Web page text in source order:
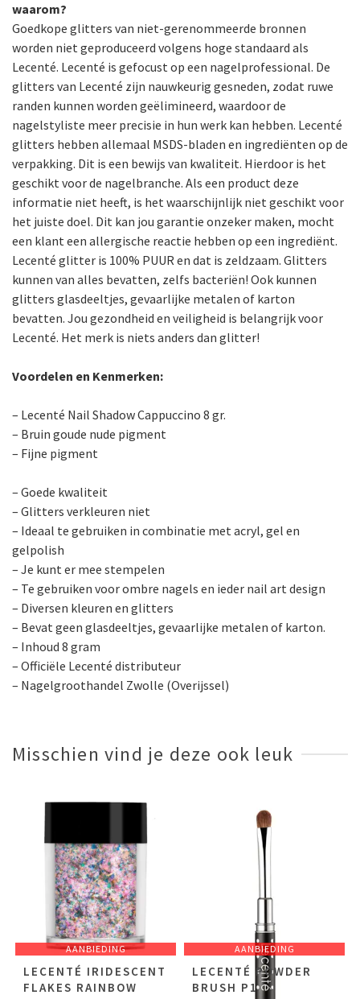
waarom?
Goedkope glitters van niet-gerenommeerde bronnen
worden niet geproduceerd volgens hoge standaard als
Lecenté. Lecenté is gefocust op een nagelprofessional. De
glitters van Lecenté zijn nauwkeurig gesneden, zodat ruwe
randen kunnen worden geëlimineerd, waardoor de
nagelstyliste meer precisie in hun werk kan hebben. Lecenté
glitters hebben allemaal MSDS-bladen en ingrediënten op de
verpakking. Dit is een bewijs van kwaliteit. Hierdoor is het
geschikt voor de nagelbranche. Als een product deze
informatie niet heeft, is het waarschijnlijk niet geschikt voor
het juiste doel. Dit kan jou garantie onzeker maken, mocht
een klant een allergische reactie hebben op een ingrediënt.
Lecenté glitter is 100% PUUR en dat is zeldzaam. Glitters
kunnen van alles bevatten, zelfs bacteriën! Ook kunnen
glitters glasdeeltjes, gevaarlijke metalen of karton
bevatten. Jou gezondheid en veiligheid is belangrijk voor
Lecenté. Het merk is niets anders dan glitter!
Voordelen en Kenmerken:
– Lecenté Nail Shadow Cappuccino 8 gr.
– Bruin goude nude pigment
– Fijne pigment
– Goede kwaliteit
– Glitters verkleuren niet
– Ideaal te gebruiken in combinatie met acryl, gel en
gelpolish
– Je kunt er mee stempelen
– Te gebruiken voor ombre nagels en ieder nail art design
– Diversen kleuren en glitters
– Bevat geen glasdeeltjes, gevaarlijke metalen of karton.
– Inhoud 8 gram
– Officiële Lecenté distributeur
– Nagelgroothandel Zwolle (Overijssel)
Misschien vind je deze ook leuk
AANBIEDING
LECENTÉ IRIDESCENT
FLAKES RAINBOW
AANBIEDING
LECENTÉ POWDER
BRUSH P1